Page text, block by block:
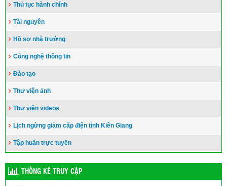
Thủ tục hành chính
Tài nguyên
Hồ sơ nhà trường
Công nghệ thông tin
Đào tạo
Thư viện ảnh
Thư viện videos
Lịch ngừng giảm cấp điện tỉnh Kiên Giang
Tập huấn trực tuyến
THỐNG KÊ TRUY CẬP